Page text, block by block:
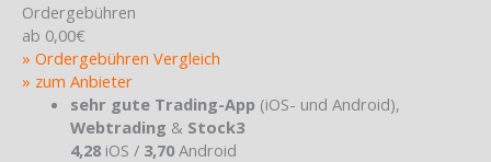
Ordergebühren
ab 0,00€
» Ordergebühren Vergleich
» zum Anbieter
sehr gute Trading-App (iOS- und Android),
Webtrading & Stock3
4,28iOS / 3,70Android